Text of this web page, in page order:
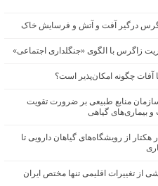
درگیر آفت و آتش و فرسایش خاک
زاگرس با الگوی «جنگلداری اجتماعی»
آفات چگونه امکان‌پذیر است؟
منابع طبیعی بر ضرورت تقویت
و بیماری‌های گیاهی
۵۰ هزار هکتار از رویشگاه‌های گیاهان دارویی تا
از تغییرات اقلیمی تنها مختص ایران